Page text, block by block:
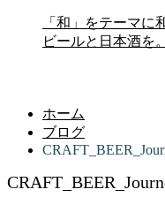
「和」をテーマに
ビールと日本酒を。
ホーム
ブログ